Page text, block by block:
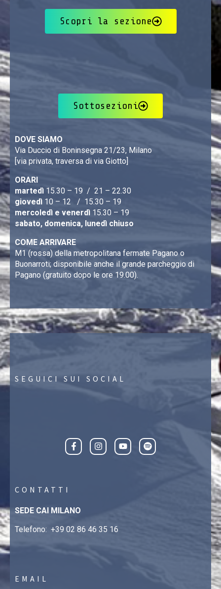
Scopri la sezione
Sottosezioni
DOVE SIAMO
Via Duccio di Boninsegna 21/23, Milano
[via privata, traversa di via Giotto]
ORARI
martedì 15.30 – 19 / 21 – 22.30
giovedì 10 – 12 / 15.30 – 19
mercoledì e venerdì 15.30 – 19
sabato, domenica, lunedì chiuso
COME ARRIVARE
M1 (rossa) della metropolitana fermate Pagano o
Buonarroti; disponibile anche il grande parcheggio di
Pagano (gratuito dopo le ore 19.00).
SEGUICI SUI SOCIAL
CONTATTI
SEDE CAI MILANO
Telefono: +39 02 86 46 35 16
EMAIL